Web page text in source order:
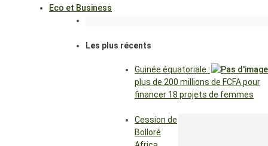
Eco et Business
Les plus récents
Guinée équatoriale :
plus de 200 millions de FCFA pour
financer 18 projets de femmes
Cession de
Bolloré